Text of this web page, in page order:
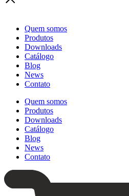
Quem somos
Produtos
Downloads
Catálogo
Blog
News
Contato
Quem somos
Produtos
Downloads
Catálogo
Blog
News
Contato